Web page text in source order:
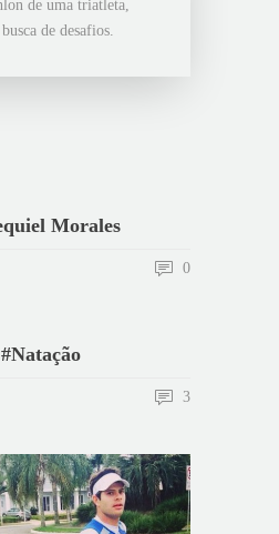
de uma triatleta,
de desafios.
Morales
0
3